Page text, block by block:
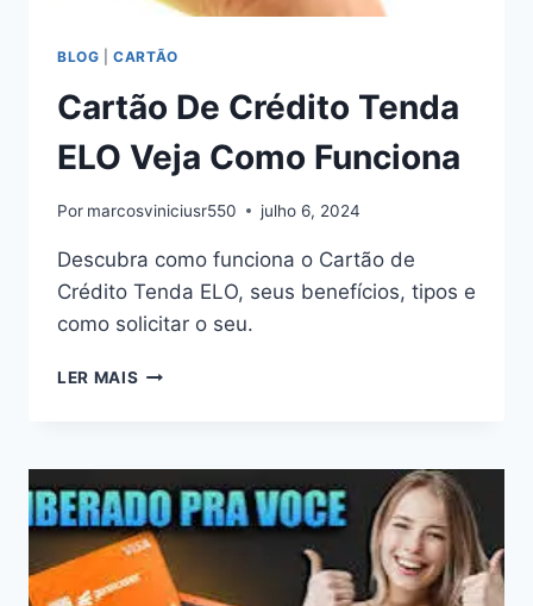
BLOG |CARTÃO
Cartão De Crédito Tenda
ELO Veja Como Funciona
Por marcosviniciusr550 julho 6, 2024
Descubra como funciona o Cartão de
Crédito Tenda ELO, seus benefícios, tipos e
como solicitar o seu.
LER MAIS CARTÃO
ELO VEJA
COMO
FUNCIONA